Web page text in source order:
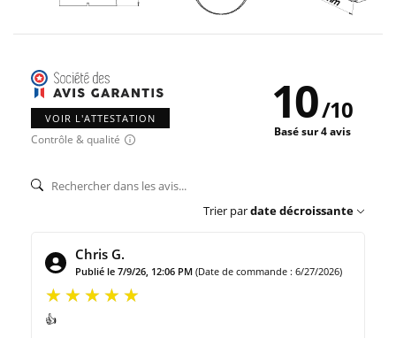
VOIR L'ATTESTATION
Contrôle & qualité
10/10
Basé sur 4 avis
Trier pardate décroissante
Chris G.
Publié le 7/9/26, 12:06 PM (Date de commande : 6/27/2026)
👍